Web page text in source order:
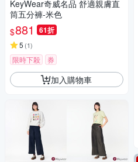
KeyWear奇威名品 舒適親膚直
筒五分褲-米色
$881 61折
5 (1)
限時下殺 券
加入購物車